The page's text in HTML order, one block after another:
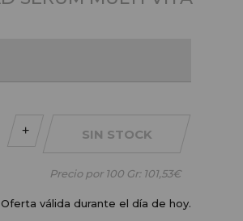
+ SIN STOCK
Precio por 100 Gr: 101,53€
Oferta válida durante el día de hoy.